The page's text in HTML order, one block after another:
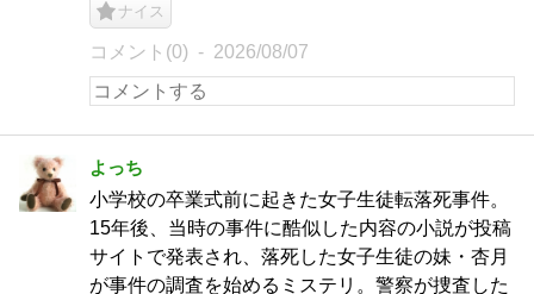
ナイス
コメント(0) 2026/08/07
よっち
小学校の卒業式前に起きた女子生徒転落死事件。
15年後、当時の事件に酷似した内容の小説が投稿
サイトで発表され、落死した女子生徒の妹・杏月
が事件の調査を始めるミステリ。警察が捜査した